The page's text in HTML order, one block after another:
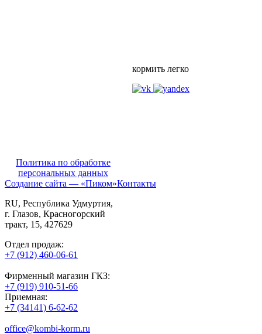
кормить легко
Политика по обработке
персональных данных
Создание сайта — «Пиком»Контакты
RU, Республика Удмуртия,
г. Глазов, Красногорский
тракт, 15, 427629
Отдел продаж:
+7 (912) 460-06-61
Фирменный магазин ГКЗ:
+7 (919) 910-51-66
Приемная:
+7 (34141) 6-62-62
office@kombi-korm.ru